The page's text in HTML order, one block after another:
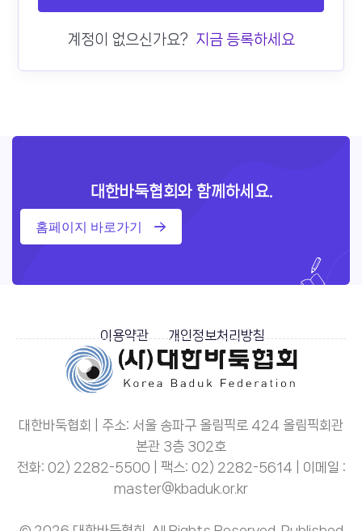
계정이 없으신가요? 지금 등록하세요
대한바둑협회와 함께하세요.
홈페이지 바로가기
이용약관 개인정보처리방침
대한바둑협회 | 주소: 서울 송파구 올림픽로 424 올림픽회관
본관 3층 302호
전화: 02) 2282-5500 | 팩스: 02) 2282-5614 | 이메일 :
master@kbaduk.or.kr